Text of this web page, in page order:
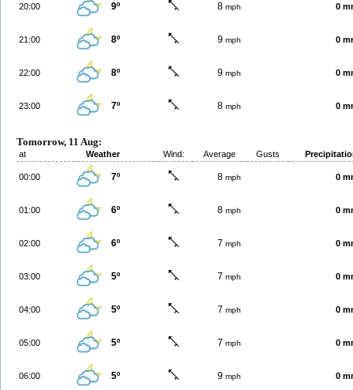
20:00 9º 8 mph 0
21:00 8º 9 mph 0
22:00 8º 9 mph 0
23:00 7º 8 mph 0
Tomorrow, 11 Aug:
at Weather Wind: Average Gusts
00:00 7º 8 mph 0
01:00 6º 8 mph 0
02:00 6º 7 mph 0
03:00 5º 7 mph 0
04:00 5º 7 mph 0
05:00 5º 7 mph 0
06:00 5º 9 mph 0